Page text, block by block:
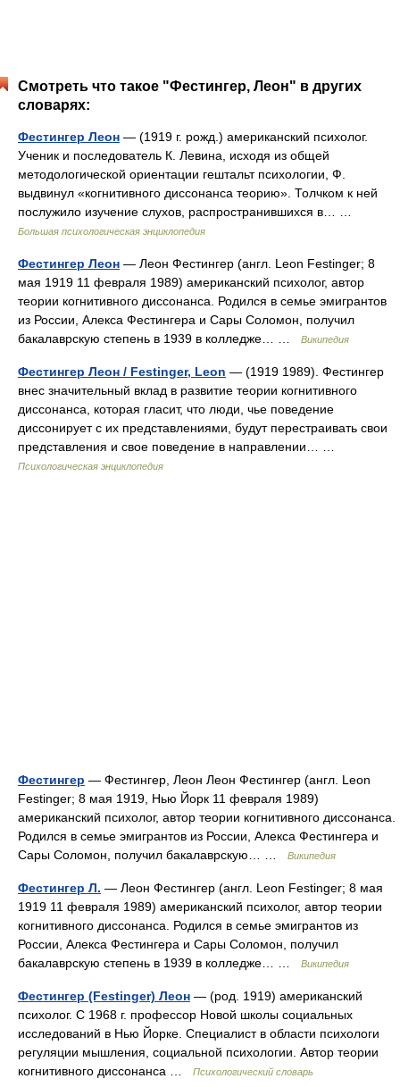
Смотреть что такое "Фестингер, Леон" в других
словарях:
Фестингер Леон — (1919 г. рожд.) американский психолог.
Ученик и последователь К. Левина, исходя из общей
методологической ориентации гештальт психологии, Ф.
выдвинул «когнитивного диссонанса теорию». Толчком к ней
послужило изучение слухов, распространившихся в… …
Большая психологическая энциклопедия
Фестингер Леон — Леон Фестингер (англ. Leon Festinger; 8
мая 1919 11 февраля 1989) американский психолог, автор
теории когнитивного диссонанса. Родился в семье эмигрантов
из России, Алекса Фестингера и Сары Соломон, получил
бакалаврскую степень в 1939 в колледже… …
Википедия
Фестингер Леон / Festinger, Leon — (1919 1989). Фестингер
внес значительный вклад в развитие теории когнитивного
диссонанса, которая гласит, что люди, чье поведение
диссонирует с их представлениями, будут перестраивать свои
представления и свое поведение в направлении… …
Психологическая энциклопедия
Фестингер — Фестингер, Леон Леон Фестингер (англ. Leon
Festinger; 8 мая 1919, Нью Йорк 11 февраля 1989)
американский психолог, автор теории когнитивного диссонанса.
Родился в семье эмигрантов из России, Алекса Фестингера и
Сары Соломон, получил бакалаврскую… …
Википедия
Фестингер Л. — Леон Фестингер (англ. Leon Festinger; 8 мая
1919 11 февраля 1989) американский психолог, автор теории
когнитивного диссонанса. Родился в семье эмигрантов из
России, Алекса Фестингера и Сары Соломон, получил
бакалаврскую степень в 1939 в колледже… …
Википедия
Фестингер (Festinger) Леон — (род. 1919) американский
психолог. С 1968 г. профессор Новой школы социальных
исследований в Нью Йорке. Специалист в области психологи
регуляции мышления, социальной психологии. Автор теории
когнитивного диссонанса …
Психологический словарь